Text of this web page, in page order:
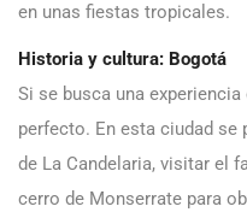
en unas fiestas tropicales.
Historia y cultura: Bogotá
Si se busca una
perfecto. En esta ciudad
de La Candelaria, visitar el
cerro de Monserrate para